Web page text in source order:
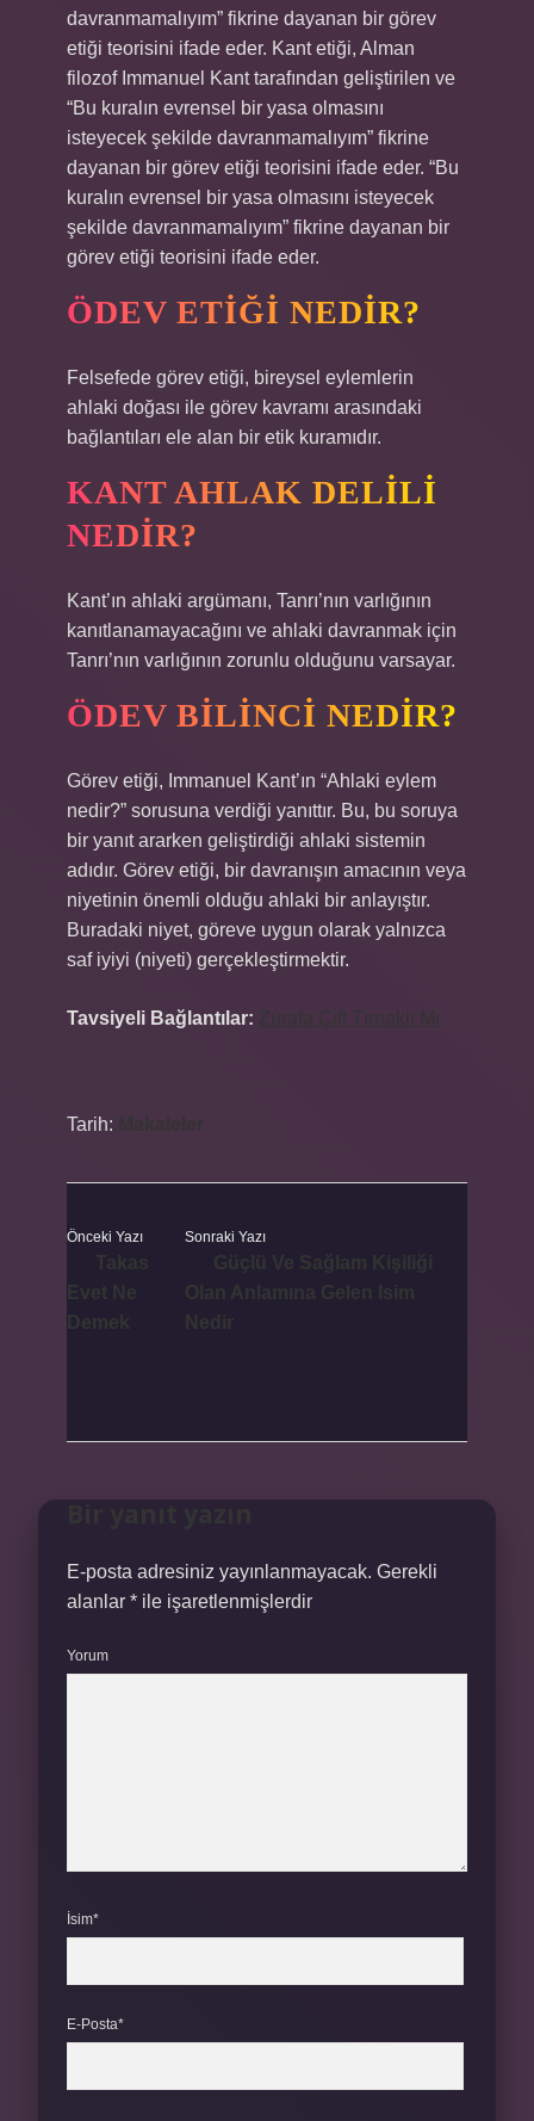
davranmamalıyım” fikrine dayanan bir görev
etiği teorisini ifade eder. Kant etiği, Alman
filozof Immanuel Kant tarafından geliştirilen ve
“Bu kuralın evrensel bir yasa olmasını
isteyecek şekilde davranmamalıyım” fikrine
dayanan bir görev etiği teorisini ifade eder. “Bu
kuralın evrensel bir yasa olmasını isteyecek
şekilde davranmamalıyım” fikrine dayanan bir
görev etiği teorisini ifade eder.
ÖDEV ETIĞI NEDIR?
Felsefede görev etiği, bireysel eylemlerin
ahlaki doğası ile görev kavramı arasındaki
bağlantıları ele alan bir etik kuramıdır.
KANT AHLAK DELILI
NEDIR?
Kant’ın ahlaki argümanı, Tanrı’nın varlığının
kanıtlanamayacağını ve ahlaki davranmak için
Tanrı’nın varlığının zorunlu olduğunu varsayar.
ÖDEV BILINCI NEDIR?
Görev etiği, Immanuel Kant’ın “Ahlaki eylem
nedir?” sorusuna verdiği yanıttır. Bu, bu soruya
bir yanıt ararken geliştirdiği ahlaki sistemin
adıdır. Görev etiği, bir davranışın amacının veya
niyetinin önemli olduğu ahlaki bir anlayıştır.
Buradaki niyet, göreve uygun olarak yalnızca
saf iyiyi (niyeti) gerçekleştirmektir.
Tavsiyeli Bağlantılar:
Tarih:
Önceki Yazı Sonraki Yazı
E-posta adresiniz yayınlanmayacak. Gerekli
alanlar * ile işaretlenmişlerdir
Yorum
İsim*
E-Posta*